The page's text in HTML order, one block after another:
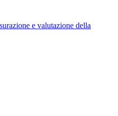
e valutazione della